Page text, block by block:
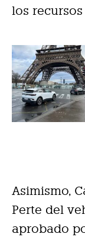
los
Asimismo,
Perte del
aprobado